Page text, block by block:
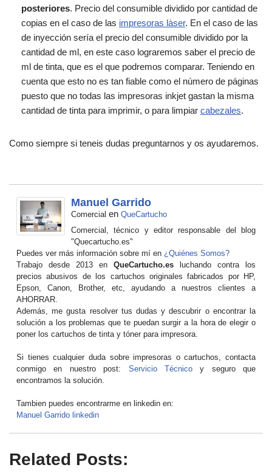
posteriores. Precio del consumible dividido por cantidad de
copias en el caso de las impresoras làser. En el caso de las
de inyección sería el precio del consumible dividido por la
cantidad de ml, en este caso lograremos saber el precio de
ml de tinta, que es el que podremos comparar. Teniendo en
cuenta que esto no es tan fiable como el número de páginas
puesto que no todas las impresoras inkjet gastan la misma
cantidad de tinta para imprimir, o para limpiar cabezales.
Como siempre si teneis dudas preguntarnos y os ayudaremos.
Manuel Garrido
Comercial en QueCartucho
Comercial, técnico y editor responsable del blog
"Quecartucho.es"
Puedes ver más información sobre mí en ¿Quiénes Somos?
Trabajo desde 2013 en QueCartucho.es
luchando contra los
precios abusivos de los cartuchos originales fabricados por HP,
Epson, Canon, Brother, etc, ayudando a nuestros clientes a
AHORRAR.
Además, me gusta resolver tus dudas y descubrir o encontrar la
solución a los problemas que te puedan surgir a la hora de elegir o
poner los cartuchos de tinta y tóner para impresora.
Si tienes cualquier duda sobre impresoras o cartuchos, contacta
conmigo en nuestro post: Servicio Técnicoy seguro que
encontramos la solución.
Tambien puedes encontrarme en linkedin en:
Manuel Garrido linkedin
Related Posts: